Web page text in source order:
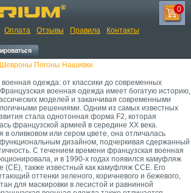
Оплата Отзывы Правила
Контакты
0
Погоны Нашивки
одежда: от классики до современных
военная одежда имеет богатую историю,
моделей и заканчивая современными
решениями. Одним из самых известных
стала однотонная форма F2, которая
французской армией в середине XX века.
в оливковом или сером цвете, она отличалась
дизайном, подчеркивая сдержанный
С течением времени французская военная
и в 1990-х годах появился камуфляж
(CE), также известный как камуфляж CCE. Его
оттенки зеленого, коричневого и бежевого,
для маскировки в лесистой и равнинной